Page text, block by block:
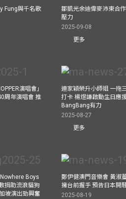
Fung與千名歌
鄒凱光余迪偉麥沛東合
壓力
2025-09-08
更多
演唱會」
周年演唱會 推
連家穎榮升小師姐 一拖
打卡 楊煜謙啟動生日應
BangBang有力
2025-08-27
更多
Boys
捐助流浪貓狗
坡演出勁興奮
鄭伊健澳門音樂會 黃淑
擁台前握手 預告日本開
2025-08-19